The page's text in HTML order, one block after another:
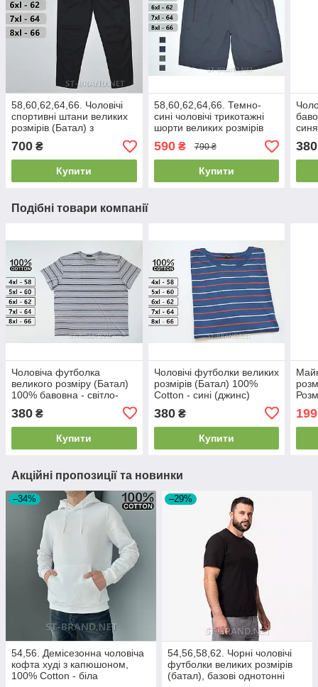
58,60,62,64,66. Чоловічі
спортивні штани великих
розмірів (Батал) з
трикотажу дайвінг - чорні
700 ₴
Купити
58,60,62,64,66. Темно-
сині чоловічі трикотажні
шорти великих розмірів
(батал)
590₴ 790 ₴
Купити
380
Подібні товари компанії
Чоловіча футболка
великого розміру (Батал)
100% бавовна - світло-
380 ₴
Купити
Чоловічі футболки великих
розмірів (Батал) 100%
Cotton - сині (джинс)
380₴
Купити
199
Акційні пропозиції та новинки
–34%
54,56. Демісезонна чоловіча
кофта худі з капюшоном,
100% Cotton - біла
–29%
54,56,58,62. Чорні чоловічі
футболки великих розмірів
(батал), базові однотонні